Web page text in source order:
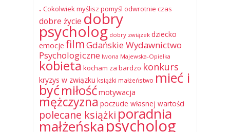
. Cokolwiek myślisz pomyśl odwrotnie czas
dobre życiedobry
psycholog dobry związek dziecko
emocje filmGdańskie Wydawnictwo
Psychologiczne Iwona Majewska-Opiełka
kobieta kocham za bardzo konkurs
kryzys w związku książki małżeństwo mieć i
byćmiłośćmotywacja
mężczyzna poczucie własnej wartości
polecane książki poradnia
małżeńskapsycholog